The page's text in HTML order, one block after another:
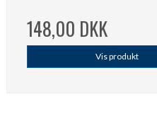
148,00 DKK
Vis produkt